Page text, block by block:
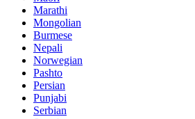
Marathi
Mongolian
Burmese
Nepali
Norwegian
Pashto
Persian
Punjabi
Serbian